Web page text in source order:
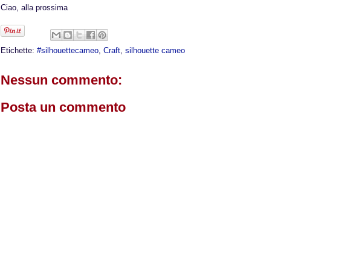
Ciao, alla prossima
Etichette: #silhouettecameo Craft silhouette cameo
Nessun commento:
Posta un commento